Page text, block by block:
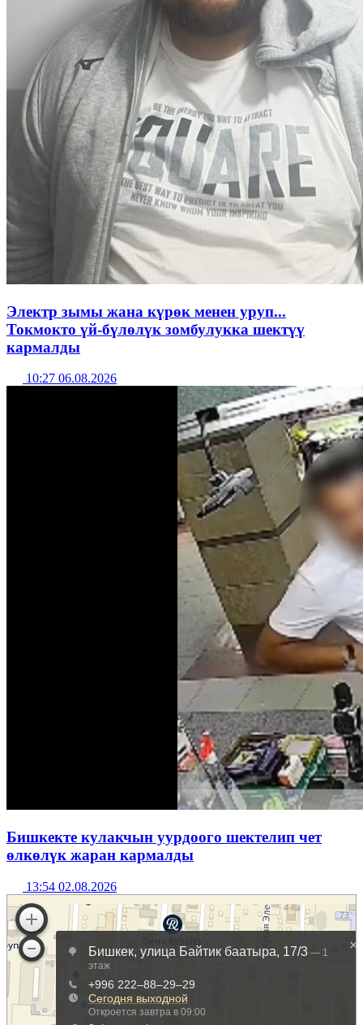
Электр зымы жана күрөк менен уруп...
Токмокто үй-бүлөлүк зомбулукка шектүү
кармалды
10:27 06.08.2026
Бишкекте кулакчын уурдоого шектелип чет
өлкөлүк жаран кармалды
13:54 02.08.2026